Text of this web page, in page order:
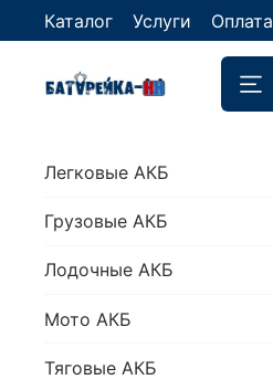
Каталог Услуги Оплата
Легковые АКБ
Грузовые АКБ
Лодочные АКБ
Мото АКБ
Тяговые АКБ